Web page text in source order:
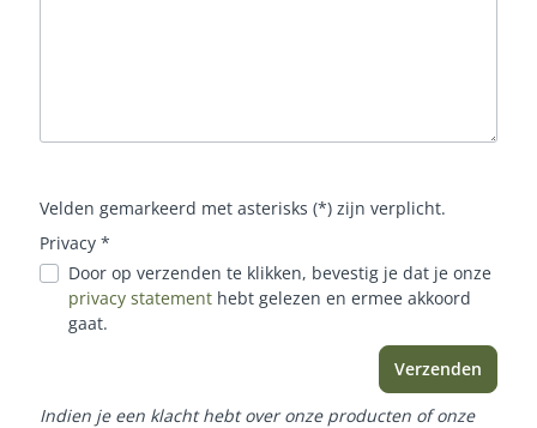
Velden gemarkeerd met asterisks (*) zijn verplicht.
Privacy *
Door op verzenden te klikken, bevestig je dat je onze
privacy statement hebt gelezen en ermee akkoord
gaat.
Verzenden
Indien je een klacht hebt over onze producten of onze